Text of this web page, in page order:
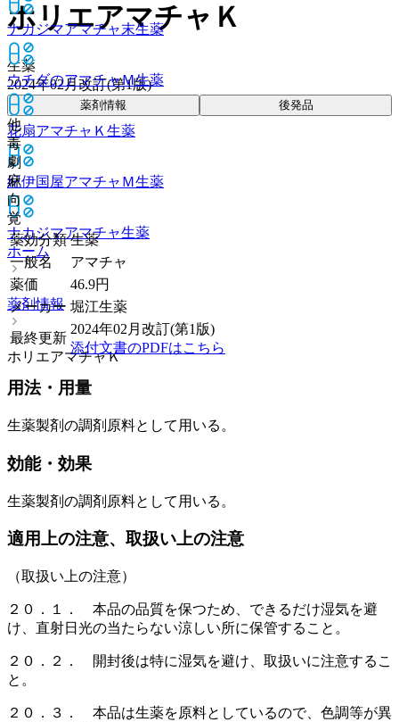
ナカジマアマチャ末生薬
ウチダのアマチャＭ生薬
花扇アマチャＫ 生薬
紀伊国屋アマチャＭ生薬
ナカジマアマチャ生薬
ホーム
薬剤情報
ホリエアマチャＫ
ホリエアマチャＫ
生薬
2024年02月改訂(第1版)
薬剤情報 後発品
他
毒
劇
麻
向
覚
薬効分類 生薬
一般名
アマチャ
薬価
46.9円
メーカー 堀江生薬
最終更新
2024年02月改訂(第1版)
添付文書のPDFはこちら
用法・用量
生薬製剤の調剤原料として用いる。
効能・効果
生薬製剤の調剤原料として用いる。
適用上の注意、取扱い上の注意
（取扱い上の注意）
２０．１． 本品の品質を保つため、できるだけ湿気を避
け、直射日光の当たらない涼しい所に保管すること。
２０．２． 開封後は特に湿気を避け、取扱いに注意するこ
と。
２０．３． 本品は生薬を原料としているので、色調等が異